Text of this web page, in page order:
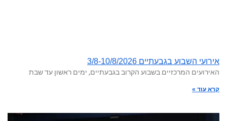
אירועי השבוע בגבעתיים 3/8-10/8/2026
האירועים המרכזיים בשבוע הקרוב בגבעתיים, ימים ראשון עד שבת
קרא עוד »